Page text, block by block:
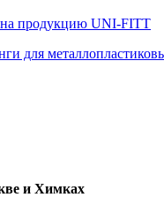
на продукцию UNI-FITT
для
и Химках